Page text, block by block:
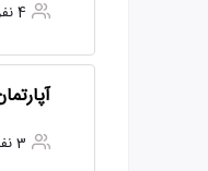
4 نفره
3 نفره